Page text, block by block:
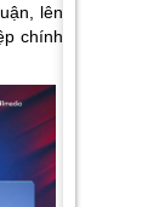
lên
chính